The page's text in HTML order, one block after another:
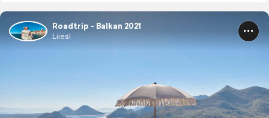
Roadtrip - Balkan 2021
Liiesl